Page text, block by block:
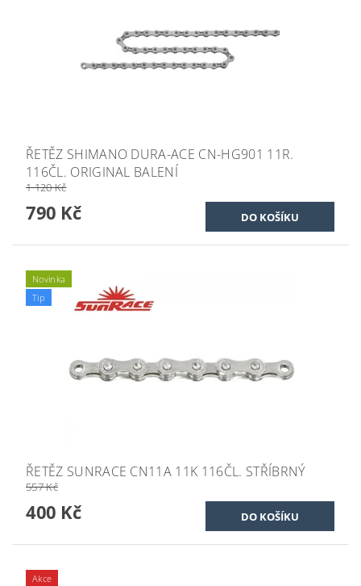
ŘETĚZ SHIMANO DURA-ACE CN-HG901 11R.
116ČL. ORIGINAL BALENÍ
1 120 Kč
790 Kč
Novinka
Tip
ŘETĚZ SUNRACE CN11A 11K 116ČL. STŘÍBRNÝ
557 Kč
400 Kč
Akce